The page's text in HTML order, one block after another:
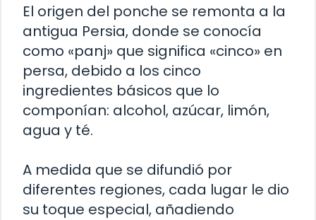
El origen del ponche se remonta a la
antigua Persia, donde se conocía
como «panj» que significa «cinco» en
persa, debido a los cinco
ingredientes básicos que lo
componían: alcohol, azúcar, limón,
agua y té.
A medida que se difundió por
diferentes regiones, cada lugar le dio
su toque especial, añadiendo